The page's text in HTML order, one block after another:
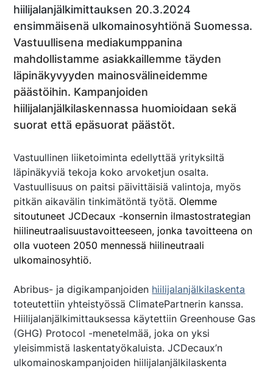
hiilijalanjälkimittauksen 20.3.2024
ensimmäisenä ulkomainosyhtiönä Suomessa.
Vastuullisena mediakumppanina
mahdollistamme asiakkaillemme täyden
läpinäkyvyyden mainosvälineidemme
päästöihin. Kampanjoiden
hiilijalanjälkilaskennassa huomioidaan sekä
suorat että epäsuorat päästöt.
Vastuullinen liiketoiminta edellyttää yrityksiltä
läpinäkyviä tekoja koko arvoketjun osalta.
Vastuullisuus on paitsi päivittäisiä valintoja, myös
pitkän aikavälin tinkimätöntä työtä. Olemme
sitoutuneet JCDecaux -konsernin ilmastostrategian
hiilineutraalisuustavoitteeseen, jonka tavoitteena on
olla vuoteen 2050 mennessä hiilineutraali
ulkomainosyhtiö.
Abribus- ja digikampanjoiden hiilijalanjälkilaskenta
toteutettiin yhteistyössä ClimatePartnerin kanssa.
Hiilijalanjälkimittauksessa käytettiin Greenhouse Gas
(GHG) Protocol -menetelmää, joka on yksi
yleisimmistä laskentatyökaluista. JCDecaux’n
ulkomainoskampanjoiden hiilijalanjälkilaskenta